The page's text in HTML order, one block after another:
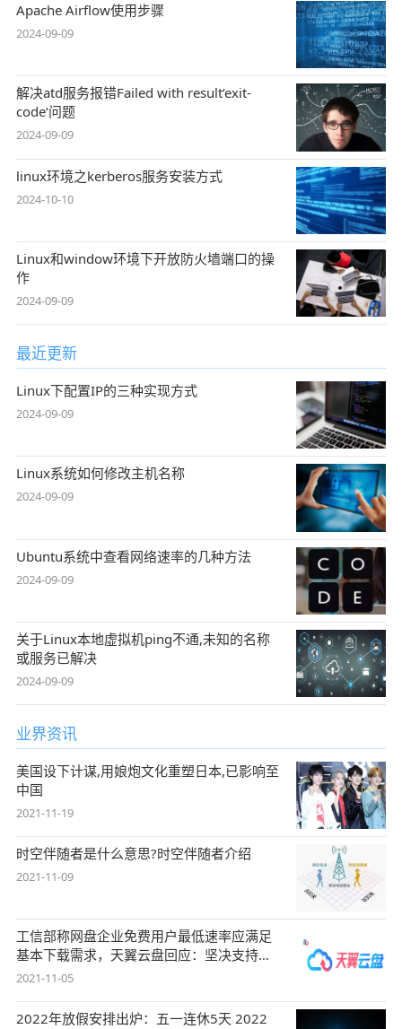
Apache Airflow使用步骤
2024-09-09
解决atd服务报错Failed with result‘exit-
code‘问题
2024-09-09
linux环境之kerberos服务安装方式
2024-10-10
Linux和window环境下开放防火墙端口的操
作
2024-09-09
最近更新
Linux下配置IP的三种实现方式
2024-09-09
Linux系统如何修改主机名称
2024-09-09
Ubuntu系统中查看网络速率的几种方法
2024-09-09
关于Linux本地虚拟机ping不通,未知的名称
或服务已解决
2024-09-09
业界资讯
美国设下计谋,用娘炮文化重塑日本,已影响至
中国
2021-11-19
时空伴随者是什么意思?时空伴随者介绍
2021-11-09
工信部称网盘企业免费用户最低速率应满足
基本下载需求，天翼云盘回应：坚决支持，
始终
2021-11-05
2022年放假安排出炉：五一连休5天 2022